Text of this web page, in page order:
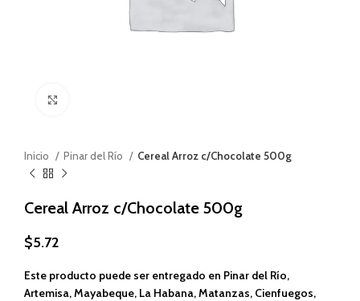
Inicio Pinar del Río Cereal Arroz c/Chocolate 500g
Cereal Arroz c/Chocolate 500g
$5.72
Este producto puede ser entregado en Pinar del Río,
Artemisa, Mayabeque, La Habana, Matanzas, Cienfuegos,